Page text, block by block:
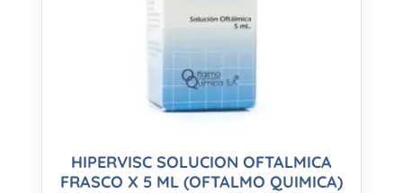
HIPERVISC SOLUCION OFTALMICA
FRASCO X 5 ML (OFTALMO QUIMICA)